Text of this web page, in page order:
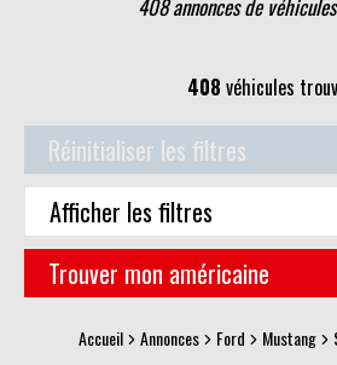
408 annonces de véhicules
408 véhicules
Réinitialiser les filtres
Afficher les filtres
Trouver mon américaine
Accueil Annonces Ford Mustang